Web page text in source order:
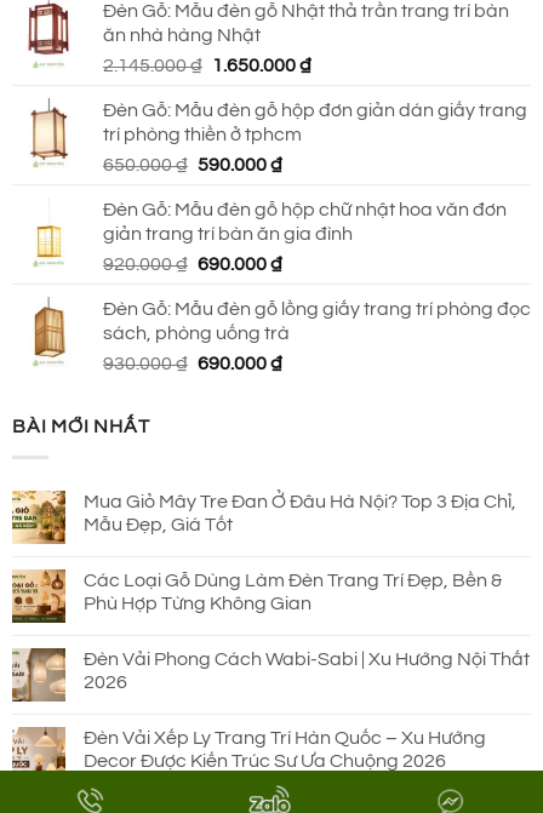
là:
2.790.000 ₫.
tại
2.150.000 ₫.
Đèn Gỗ: Mẫu đèn gỗ Nhật thả trần trang trí bàn
ăn nhà hàng Nhật
2.145.000₫
Giá
là:
2.145.000 ₫.
1.650.000₫Giá
tại
Đèn Gỗ: Mẫu đèn gỗ hộp đơn giản dán giấy trang
trí phòng thiền ở tphcm
650.000₫ Giá
là:
650.000 ₫.
590.000₫Giá
tại
là:
590.000 ₫.
Đèn Gỗ: Mẫu đèn gỗ hộp chữ nhật hoa văn đơn
giản trang trí bàn ăn gia đình
920.000₫ Giá
là:
920.000 ₫.
690.000₫Giá
tại
là:
690.000 ₫.
Đèn Gỗ: Mẫu đèn gỗ lồng giấy trang trí phòng đọc
sách, phòng uống trà
930.000₫ Giá
690.000₫Giá
BÀI MỚI NHẤT
Mua Giỏ Mây Tre Đan Ở Đâu Hà Nội? Top 3 Địa Chỉ,
Mẫu Đẹp, Giá Tốt
Các Loại Gỗ Dùng Làm Đèn Trang Trí Đẹp, Bền &
Phù Hợp Từng Không Gian
Đèn Vải Phong Cách Wabi-Sabi | Xu Hướng Nội Thất
2026
Đèn Vải Xếp Ly Trang Trí Hàn Quốc – Xu Hướng
Decor Được Kiến Trúc Sư Ưa Chuộng 2026